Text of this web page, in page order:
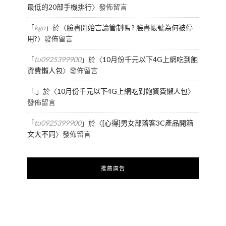
最低的20部手機排行〉發佈留言
「 kgo」於〈臉書開始言論管制嗎 ? 臉書帳號為何被停
用?〉發佈留言
「 tu0925399900」於〈10月份千元以下4G上網吃到飽
資費懶人包〉發佈留言
「 .」於〈10月份千元以下4G上網吃到飽資費懶人包〉
發佈留言
「 tu0925399900」於〈[心得]男女部落客3C產品開箱
文大不同〉發佈留言
推薦廣告